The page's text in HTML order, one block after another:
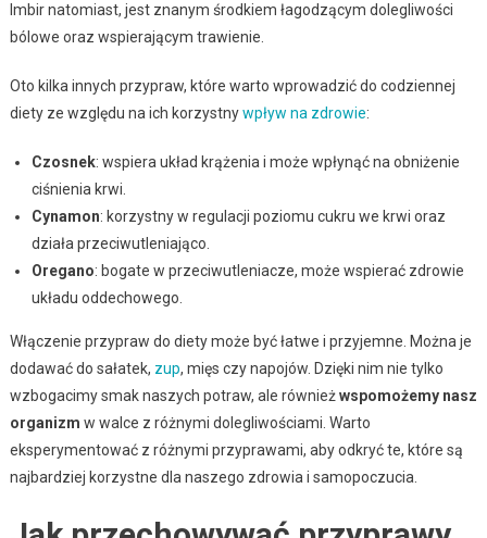
Imbir natomiast, jest znanym środkiem łagodzącym dolegliwości
bólowe oraz wspierającym trawienie.
Oto kilka innych przypraw, które warto wprowadzić do codziennej
diety ze względu na ich korzystnywpływ na zdrowie:
Czosnek: wspiera układ krążenia i może wpłynąć na obniżenie
ciśnienia krwi.
Cynamon: korzystny w regulacji poziomu cukru we krwi oraz
działa przeciwutleniająco.
Oregano: bogate w przeciwutleniacze, może wspierać zdrowie
układu oddechowego.
Włączenie przypraw do diety może być łatwe i przyjemne. Można je
dodawać do sałatek, zup, mięs czy napojów. Dzięki nim nie tylko
wzbogacimy smak naszych potraw, ale równieżwspomożemy nasz
organizm w walce z różnymi dolegliwościami. Warto
eksperymentować z różnymi przyprawami, aby odkryć te, które są
najbardziej korzystne dla naszego zdrowia i samopoczucia.